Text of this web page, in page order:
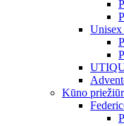
Unisex
Kūno